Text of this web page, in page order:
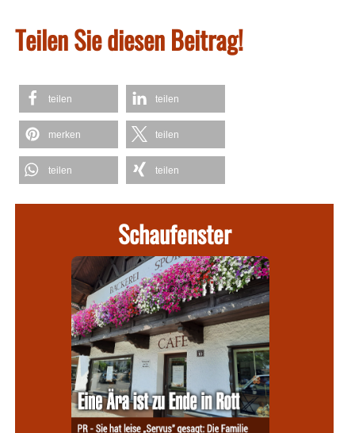
Teilen Sie diesen Beitrag!
teilen teilen
merken teilen
teilen teilen
Schaufenster